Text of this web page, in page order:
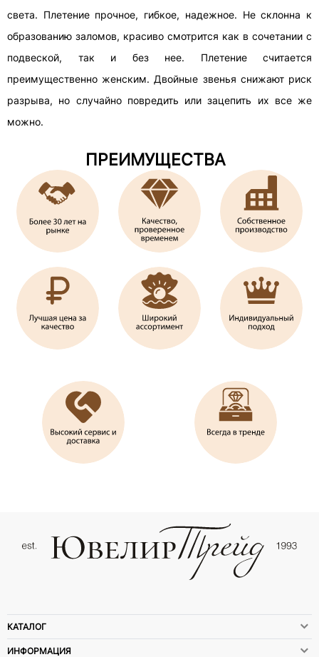
света. Плетение прочное, гибкое, надежное. Не склонна к
образованию заломов, красиво смотрится как в сочетании с
подвеской, так и без нее. Плетение считается
преимущественно женским. Двойные звенья снижают риск
разрыва, но случайно повредить или зацепить их все же
можно.
ПРЕИМУЩЕСТВА
КАТАЛОГ
ИНФОРМАЦИЯ